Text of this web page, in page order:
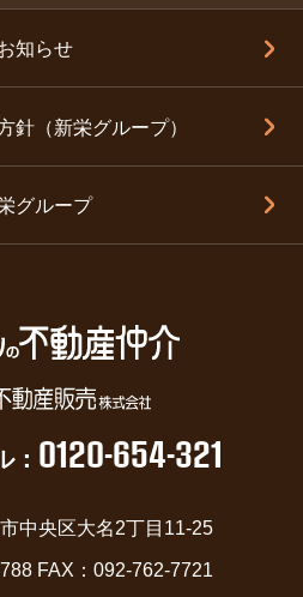
知らせ
針（新栄グループ）
グループ
： 0120-654-321
中央区大名2丁目11-25
FAX：092-762-7721